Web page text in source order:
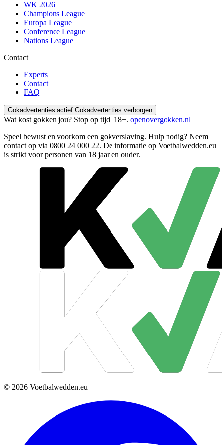
WK 2026
Champions League
Europa League
Conference League
Nations League
Contact
Experts
Contact
FAQ
Gokadvertenties actief Gokadvertenties verborgen
Wat kost gokken jou? Stop op tijd. 18+. openovergokken.nl
Speel bewust en voorkom een gokverslaving. Hulp nodig? Neem
contact op via 0800 24 000 22. De informatie op Voetbalwedden.eu
is strikt voor personen van 18 jaar en ouder.
© 2026 Voetbalwedden.eu